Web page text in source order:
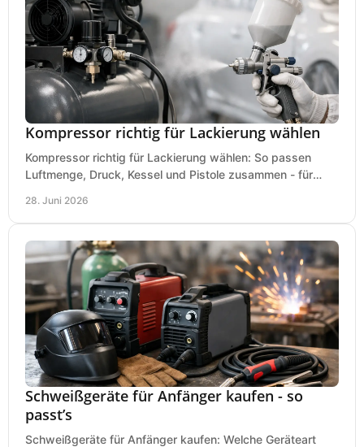
Kompressor richtig für Lackierung wählen
Kompressor richtig für Lackierung wählen: So passen
Luftmenge, Druck, Kessel und Pistole zusammen - für
28. Juni 2026
Schweißgeräte für Anfänger kaufen - so
passt’s
Schweißgeräte für Anfänger kaufen: Welche Geräteart